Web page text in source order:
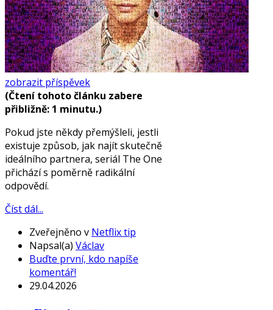
zobrazit příspěvek
(Čtení tohoto článku zabere
přibližně: 1 minutu.)
Pokud jste někdy přemýšleli, jestli
existuje způsob, jak najít skutečně
ideálního partnera, seriál The One
přichází s poměrně radikální
odpovědí.
Číst dál...
Zveřejněno v Netflix tip
Napsal(a) Václav
Buďte první, kdo napíše
komentář!
29.04.2026